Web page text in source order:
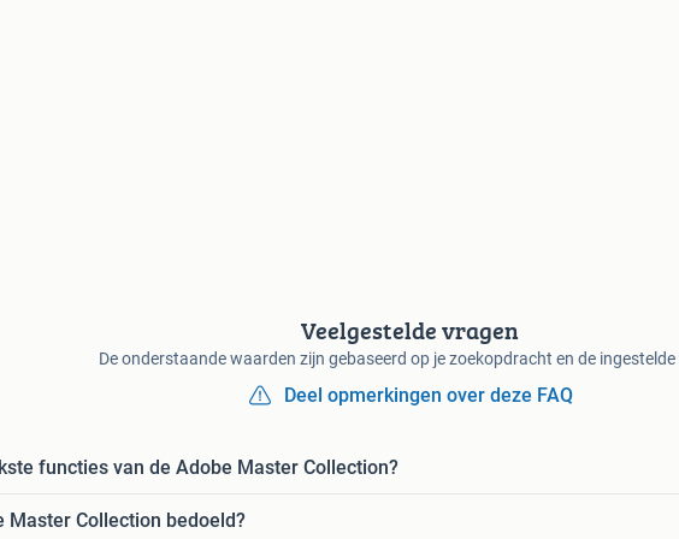
Veelgestelde vragen
De onderstaande waarden zijn gebaseerd op je zoekopdracht en de
Deel opmerkingen over deze FAQ
functies van de Adobe Master Collection?
Master Collection bedoeld?